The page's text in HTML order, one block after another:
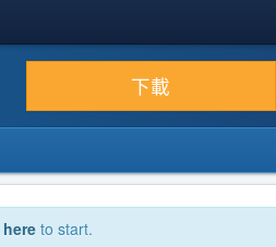
下載
here to start.